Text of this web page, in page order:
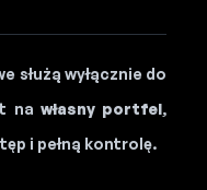
służą wyłącznie do
na własny portfel,
i pełną kontrolę.